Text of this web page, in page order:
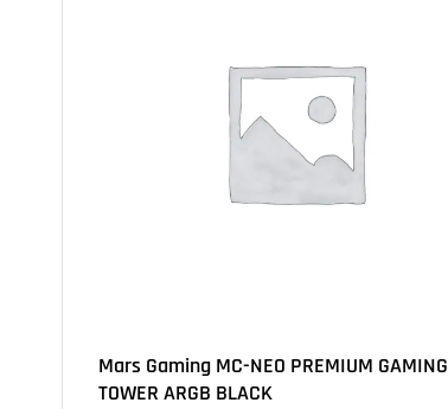
Mars Gaming MC-NEO PREMIUM GAMING
TOWER ARGB BLACK